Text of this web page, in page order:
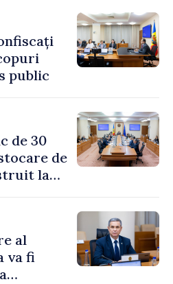
public
de 30
de
la
al
va fi